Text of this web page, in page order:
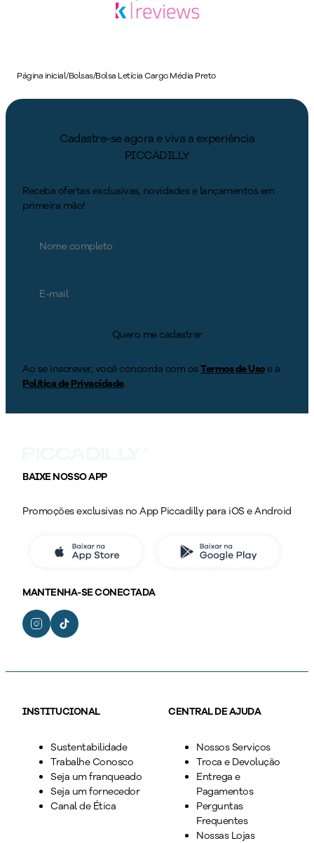
Página inicial/Bolsas/Bolsa Letícia Cargo Média Preto
Cadastre-se agora e viva a experiência
PICCADILLY
Receba ofertas exclusivas, novidades e lançamentos em
primeira mão!
Quero me cadastrar
Ao se inscrever, você concorda com osTermos de Usoe a
Política de Privacidade.
BAIXE NOSSO APP
Promoções exclusivas no App Piccadilly para iOS e Android
MANTENHA-SE CONECTADA
INSTITUCIONAL
Sustentabilidade
Trabalhe Conosco
Seja um franqueado
Seja um fornecedor
Canal de Ética
CENTRAL DE AJUDA
Nossos Serviços
Troca e Devolução
Entrega e
Pagamentos
Perguntas
Frequentes
Nossas Lojas